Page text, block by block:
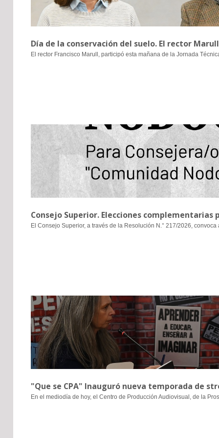
Día de la conservación del suelo. El rector
El rector Francisco Marull, participó esta mañana de la Jornada
Consejo Superior. Elecciones complementarias
El Consejo Superior, a través de la Resolución N.° 217/2026,
"Que se CPA" Inauguró nueva temporada de
En el mediodía de hoy, el Centro de Producción Audiovisual, de la